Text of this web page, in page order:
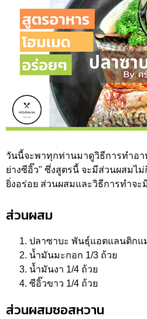
วันนี้จะพาทุกท่านมาดูวิธีการทำอ
ย่างซีอิ๊ว" ซึ่งสูตรนี้ จะมีส่วนผสมไ
ยิ่งอร่อย ส่วนผสมและวิธีการทำจะ
ส่วนผสม
ปลาซาบะ พันธุ์แอตแลนติกแ
น้ำมันมะกอก 1/3 ถ้วย
น้ำมันงา 1/4 ถ้วย
ซีอิ๊วขาว 1/4 ถ้วย
ส่วนผสมซอสหวาน